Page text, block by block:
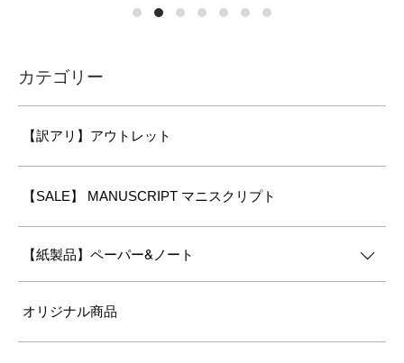
カテゴリー
【訳アリ】アウトレット
【SALE】 MANUSCRIPT マニスクリプト
【紙製品】ペーパー&ノート
オリジナル商品